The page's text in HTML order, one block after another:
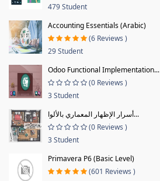
479 Student
Accounting Essentials (Arabic)
(6 Reviews )
29 Student
Odoo Functional Implementation...
(0 Reviews )
3 Student
أسرار الإظهار المعماري بالألوا...
(0 Reviews )
3 Student
Primavera P6 (Basic Level)
(601 Reviews )